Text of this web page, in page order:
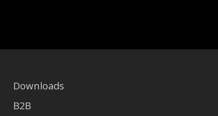
Downloads
B2B